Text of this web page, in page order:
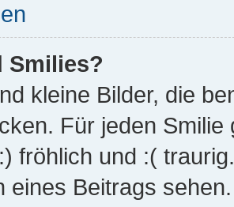
Smilies?
kleine Bilder, die
Für jeden
fröhlich und :(
eines Beitrags